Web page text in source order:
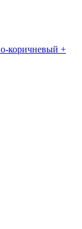
коричневый +